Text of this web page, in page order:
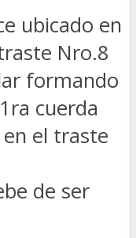
ubicado en
Nro.8
formando
cuerda
el traste
de ser